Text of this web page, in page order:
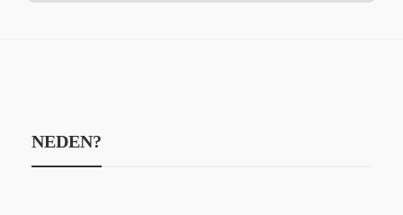
NEDEN?